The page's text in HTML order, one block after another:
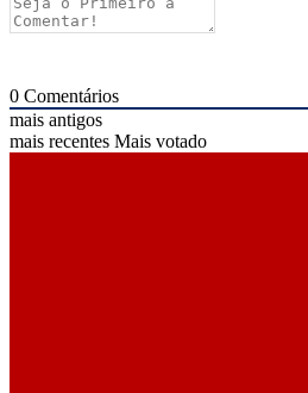
0 Comentários
mais antigos
mais recentes Mais votado